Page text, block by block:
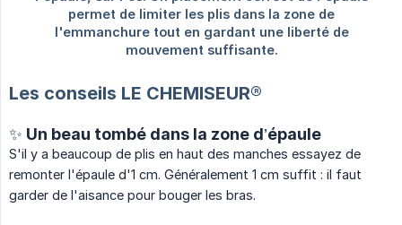
Les conseils LE CHEMISEUR®
✨ Un beau tombé dans la zone d’épaule
S'il y a beaucoup de plis en haut des manches essayez de
remonter l'épaule d'1 cm. Généralement 1 cm suffit : il faut
garder de l'aisance pour bouger les bras.